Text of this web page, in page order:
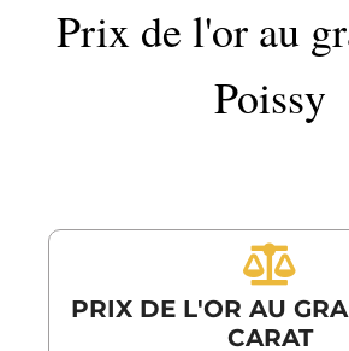
Prix de l'or au
Poissy
PRIX DE L'OR AU
CARAT